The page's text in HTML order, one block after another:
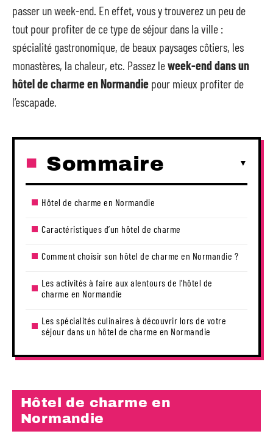
passer un week-end. En effet, vous y trouverez un peu de
tout pour profiter de ce type de séjour dans la ville :
spécialité gastronomique, de beaux paysages côtiers, les
monastères, la chaleur, etc. Passez leweek-end dans un
hôtel de charme en Normandie pour mieux profiter de
l’escapade.
Sommaire
Hôtel de charme en Normandie
Caractéristiques d’un hôtel de charme
Comment choisir son hôtel de charme en Normandie ?
Les activités à faire aux alentours de l’hôtel de
charme en Normandie
Les spécialités culinaires à découvrir lors de votre
séjour dans un hôtel de charme en Normandie
Hôtel de charme en
Normandie